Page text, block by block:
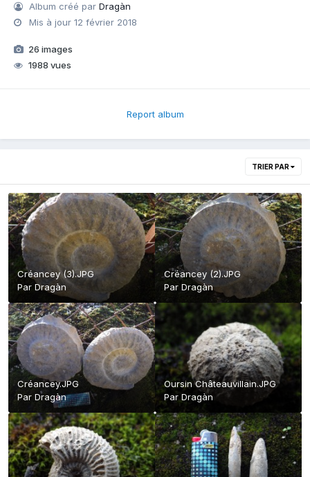
Album créé parDragàn
Mis à jour12 février 2018
26 images
1988 vues
Report album
TRIER PAR
Créancey (3).JPG
Par Dragàn
Créancey (2).JPG
Par Dragàn
Créancey.JPG
Par Dragàn
Oursin Châteauvillain.JPG
Par Dragàn